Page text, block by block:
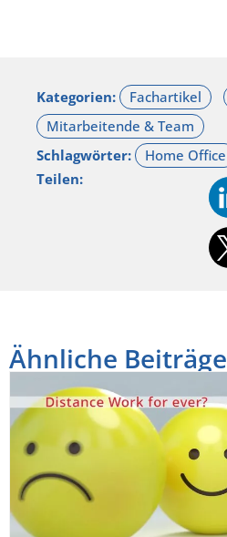
Kategorien:
Schlagwörter:
Teilen:
Ähnliche Beiträge